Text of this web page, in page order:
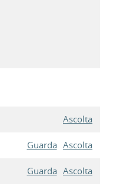
Ascolta
Guarda Ascolta
Guarda Ascolta